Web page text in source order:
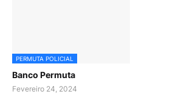
PERMUTA POLICIAL
Banco Permuta
Fevereiro 24, 2024